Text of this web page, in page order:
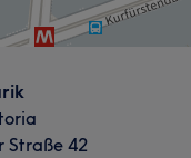
Straße 42